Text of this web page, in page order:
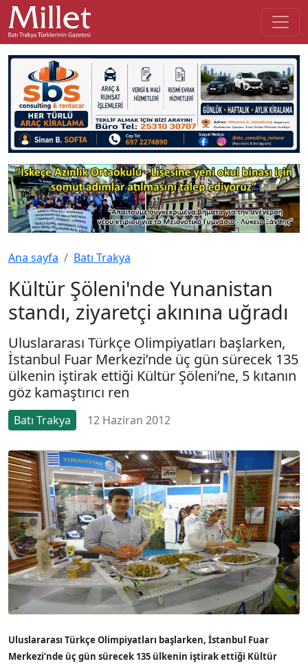
Ana sayfa Batı Trakya
Kültür Şöleni'nde Yunanistan
standı, ziyaretçi akınına uğradı
Uluslararası Türkçe Olimpiyatları başlarken,
İstanbul Fuar Merkezi’nde üç gün sürecek 135
ülkenin iştirak ettiği Kültür Şöleni’ne, 5 kıtanın
göz kamaştırıcı ren
Batı Trakya 12 Haziran 2012
Uluslararası Türkçe Olimpiyatları başlarken, İstanbul Fuar
Merkezi’nde üç gün sürecek 135 ülkenin iştirak ettiği Kültür